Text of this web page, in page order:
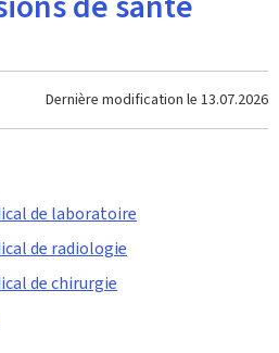
Dernière modification le 13.07.2026
de laboratoire
de radiologie
de chirurgie